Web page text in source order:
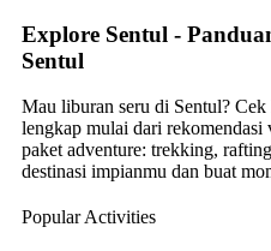
Explore Sentul -
Sentul
Mau liburan seru di Sentul?
lengkap mulai dari
paket adventure: trekking,
destinasi impianmu dan buat
Popular Activities